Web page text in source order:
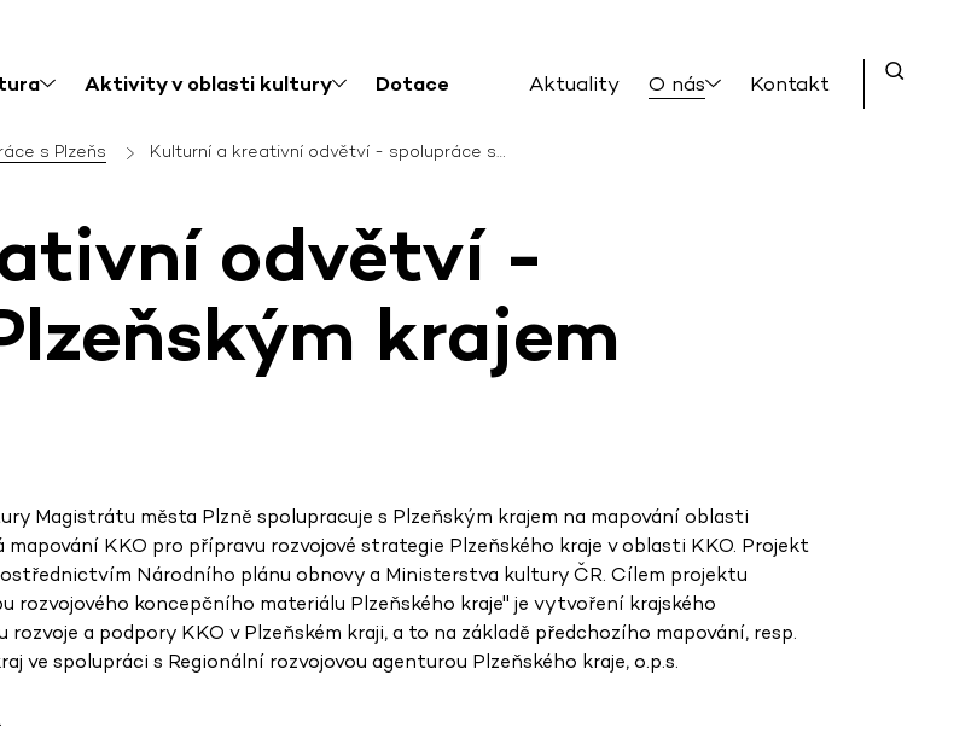
Aktivity v oblasti kultury Dotace Aktuality O nás Kontakt
s Plzeňs Kulturní a kreativní odvětví - spolupráce s…
odvětví -
krajem
Magistrátu města Plzně spolupracuje s Plzeňským krajem na mapování oblasti
KKO pro přípravu rozvojové strategie Plzeňského kraje v oblasti KKO. Projekt
Národního plánu obnovy a Ministerstva kultury ČR. Cílem projektu
koncepčního materiálu Plzeňského kraje" je vytvoření krajského
a podpory KKO v Plzeňském kraji, a to na základě předchozího mapování, resp.
ve spolupráci s Regionální rozvojovou agenturou Plzeňského kraje, o.p.s.
.